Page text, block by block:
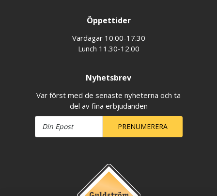
Öppettider
Vardagar 10.00-17.30
Lunch 11.30-12.00
Nyhetsbrev
Var först med de senaste nyheterna och ta
del av fina erbjudanden
PRENUMERERA